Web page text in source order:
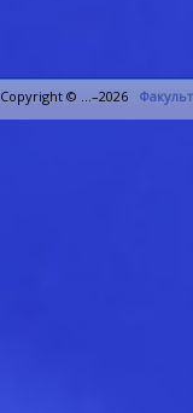
Copyright © ...–2026